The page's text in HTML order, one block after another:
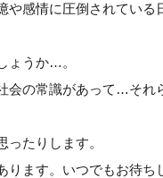
感情に圧倒されている
ょうか…。
会の常識があって…それ
たりします。
ます。いつでもお待ち